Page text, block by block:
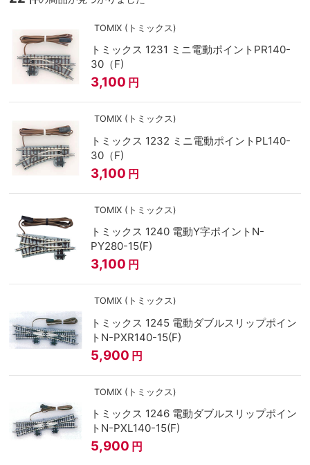
TOMIX (トミックス)
トミックス 1231 ミニ電動ポイントPR140-
30（F)
3,100 円
TOMIX (トミックス)
トミックス 1232 ミニ電動ポイントPL140-
30（F)
3,100 円
TOMIX (トミックス)
トミックス 1240 電動Y字ポイントN-
PY280-15(F)
3,100 円
TOMIX (トミックス)
トミックス 1245 電動ダブルスリップポイン
トN-PXR140-15(F)
5,900 円
TOMIX (トミックス)
トミックス 1246 電動ダブルスリップポイン
トN-PXL140-15(F)
5,900 円